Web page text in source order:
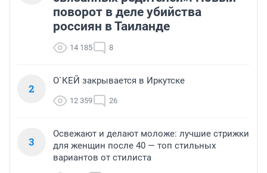
поворот в деле убийства
россиян в Таиланде
14 185 8
2
О`КЕЙ закрывается в Иркутске
12 359 26
3
Освежают и делают моложе: лучшие стрижки
для женщин после 40 — топ стильных
вариантов от стилиста